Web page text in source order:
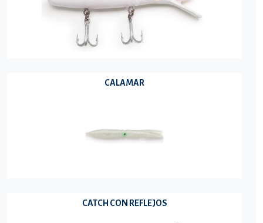
CALAMAR
CATCH CON REFLEJOS